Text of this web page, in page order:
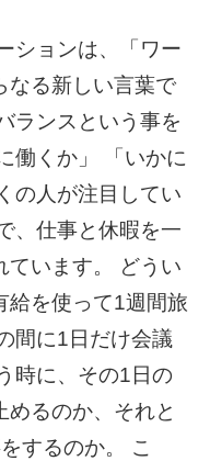
ションは、「ワー
なる新しい言葉で
ランスという事を
働くか」 「いかに
の人が注目してい
、仕事と休暇を一
ています。 どうい
給を使って1週間旅
間に1日だけ会議
時に、その1日の
るのか、それと
するのか。 こ